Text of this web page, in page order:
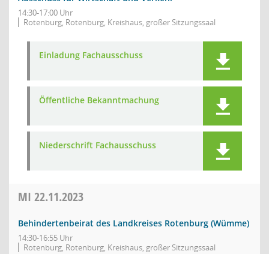
14:30-17:00 Uhr
Rotenburg, Rotenburg, Kreishaus, großer Sitzungssaal
Einladung Fachausschuss
Öffentliche Bekanntmachung
Niederschrift Fachausschuss
MI 22.11.2023
Behindertenbeirat des Landkreises Rotenburg (Wümme)
14:30-16:55 Uhr
Rotenburg, Rotenburg, Kreishaus, großer Sitzungssaal